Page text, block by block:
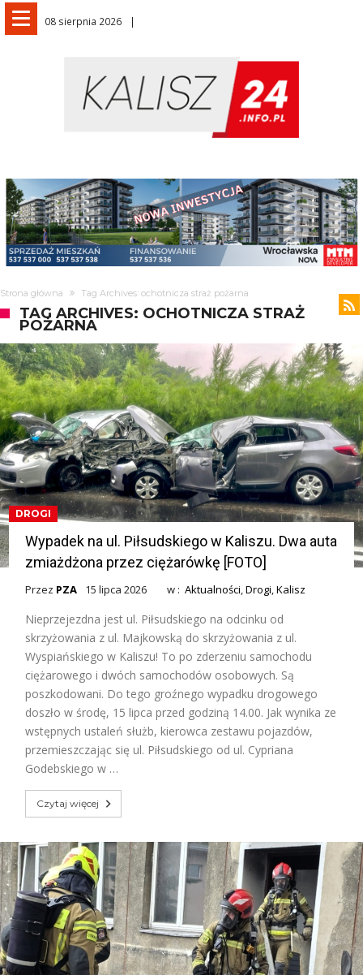
08 sierpnia 2026
Strona główna Tag Archives: ochotnicza straż pożarna
TAG ARCHIVES: OCHOTNICZA STRAŻ
POŻARNA
DROGI
Wypadek na ul. Piłsudskiego w Kaliszu. Dwa auta
zmiażdżona przez ciężarówkę [FOTO]
Przez PZA 15 lipca 2026 w :Aktualności,Drogi,Kalisz
Nieprzejezdna jest ul. Piłsudskiego na odcinku od
skrzyżowania z ul. Majkowską do skrzyżowania z ul.
Wyspiańskiego w Kaliszu! To po zderzeniu samochodu
ciężarowego i dwóch samochodów osobowych. Są
poszkodowani. Do tego groźnego wypadku drogowego
doszło w środę, 15 lipca przed godziną 14.00. Jak wynika ze
wstępnych ustaleń służb, kierowca zestawu pojazdów,
przemieszczając się ul. Piłsudskiego od ul. Cypriana
Godebskiego w …
Czytaj więcej